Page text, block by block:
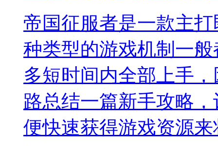
帝国征服者是一款主
种类型的游戏机制一
多短时间内全部上手
路总结一篇新手攻略
便快速获得游戏资源